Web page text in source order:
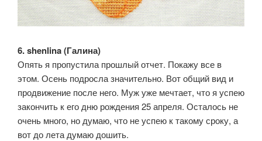
6. shenlina (Галина)
Опять я пропустила прошлый отчет. Покажу все в
этом. Осень подросла значительно. Вот общий вид и
продвижение после него. Муж уже мечтает, что я успею
закончить к его дню рождения 25 апреля. Осталось не
очень много, но думаю, что не успею к такому сроку, а
вот до лета думаю дошить.